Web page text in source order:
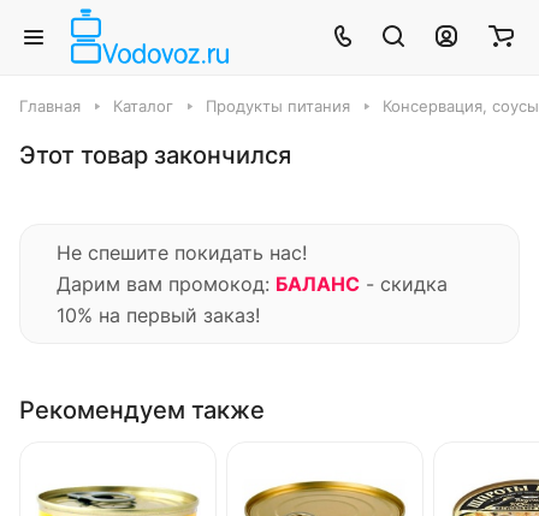
Главная Каталог Продукты питания Консервация,
Этот товар закончился
Не спешите покидать нас!
Дарим вам промокод: БАЛАНС - скидка
10% на первый заказ!
Рекомендуем также